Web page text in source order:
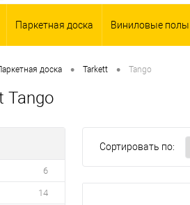
Паркетная доска Виниловые полы
доска • Tarkett • Tango
Tango
6
14
Сортировать по: